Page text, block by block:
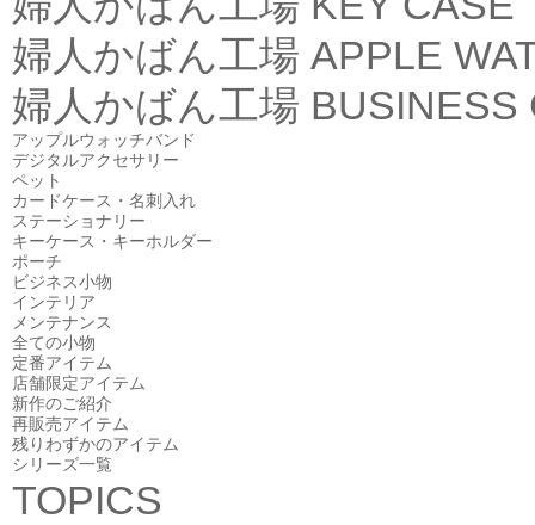
婦人かばん工場 APPLE
婦人かばん工場 BUSINESS
アップルウォッチバンド
デジタルアクセサリー
ペット
カードケース・名刺入れ
ステーショナリー
キーケース・キーホルダー
ポーチ
ビジネス小物
インテリア
メンテナンス
全ての小物
定番アイテム
店舗限定アイテム
新作のご紹介
再販売アイテム
残りわずかのアイテム
シリーズ一覧
TOPICS